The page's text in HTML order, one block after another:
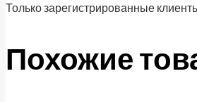
Только зарегистрированные
Похожие